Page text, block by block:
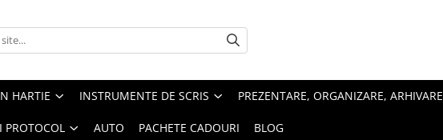
HARTIE INSTRUMENTE DE SCRIS PREZENTARE, ORGANIZARE, ARHIVARE
PROTOCOL AUTO PACHETE CADOURI BLOG